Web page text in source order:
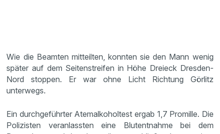
Wie die Beamten mitteilten, konnten sie den Mann wenig
später auf dem Seitenstreifen in Höhe Dreieck Dresden-
Nord stoppen. Er war ohne Licht Richtung Görlitz
unterwegs.
Ein durchgeführter Atemalkoholtest ergab 1,7 Promille. Die
Polizisten veranlassten eine Blutentnahme bei dem